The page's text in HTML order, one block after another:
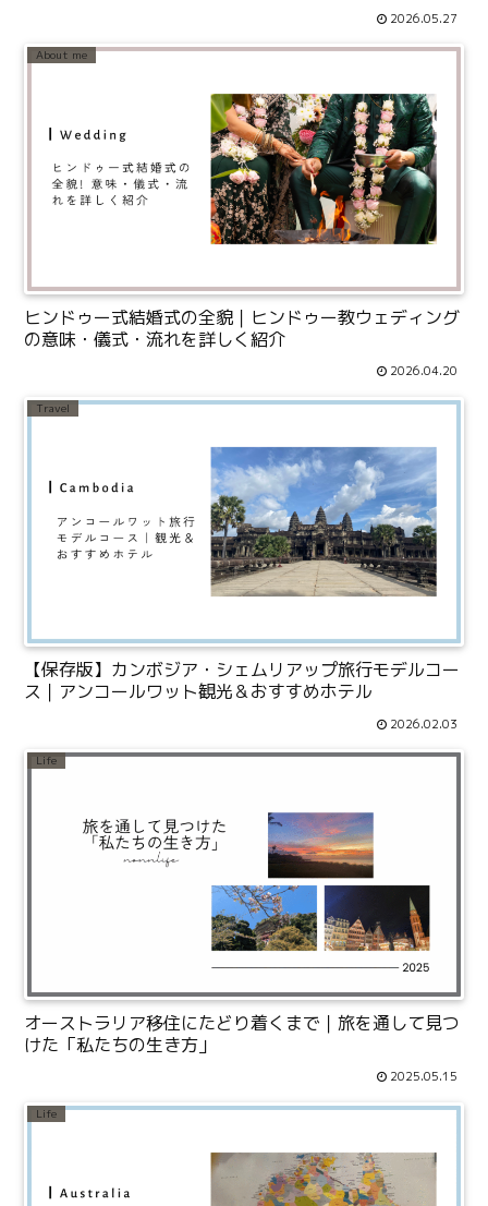
2026.05.27
About me
ヒンドゥー式結婚式の全貌｜ヒンドゥー教ウェディング
の意味・儀式・流れを詳しく紹介
2026.04.20
Travel
【保存版】カンボジア・シェムリアップ旅行モデルコー
ス｜アンコールワット観光＆おすすめホテル
2026.02.03
Life
オーストラリア移住にたどり着くまで｜旅を通して見つ
けた「私たちの生き方」
2025.05.15
Life